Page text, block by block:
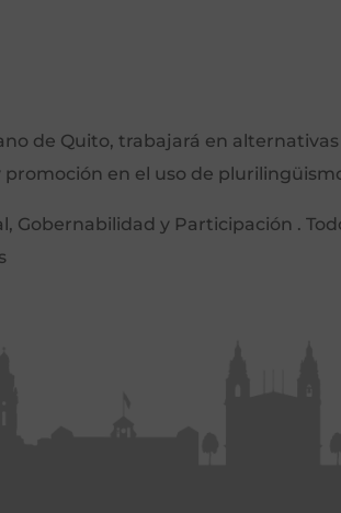
de Quito, trabajará en alternativas
en el uso de
Gobernabilidad y Participación .